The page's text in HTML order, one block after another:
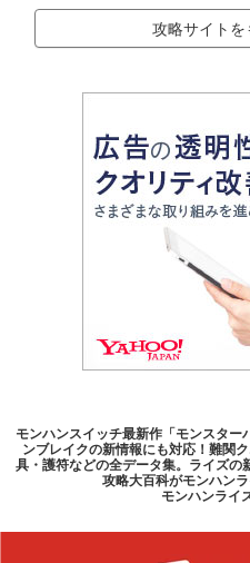
攻略サイトを
モンハンスイッチ最新作「モンスタ
ンブレイクの新情報にも対応！難関
具・護符などの全データ集。ライズの
攻略大百科がモンハン
モンハンライ